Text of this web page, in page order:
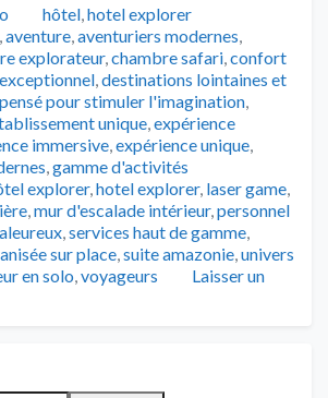
Catégories
hôtel,hotel explorer
,aventure,aventuriers modernes,
explorateur,chambre safari,confort
,destinations lointaines et
pour stimuler l'imagination,
unique,expérience
immersive,expérience unique,
,gamme d'activités
explorer,hotel explorer, laser game,
,mur d'escalade intérieur,personnel
,services haut de gamme,
sur place,suite amazonie,univers
en solo,voyageurs
Laisser un